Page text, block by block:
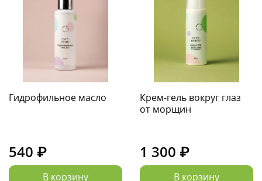
увлажнения, глубокого питания и
восстановления защитного барьера кожи.
Гидрофильное масло
540 ₽
В корзину
Крем-гель вокруг глаз
от морщин
1 300 ₽
В корзину